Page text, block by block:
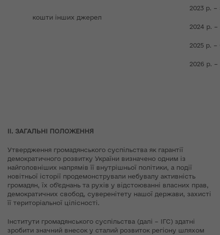
кошти інших джерел
2023 р.
2024 р. –
2025 р. –
2026 р. –
ІІ. ЗАГАЛЬНІ ПОЛОЖЕННЯ
Утвердження громадянського суспільства як гарантії
демократичного розвитку України визначено одним із
найголовніших напрямів її внутрішньої політики, а події
новітньої історії продемонстрували небувалу активність
громадян, їх об’єднань та рухів у відстоюванні власних прав,
демократичних свобод, суверенітету нашої держави, захисті
її територіальної цілісності.
Інститути громадянського суспільства (далі – ІГС) здатні
зробити значний внесок у сталий розвиток регіону шляхом